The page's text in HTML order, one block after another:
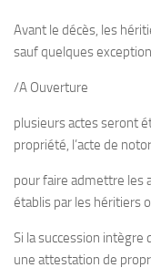
Avant le décès, les
sauf quelques
/A Ouverture
plusieurs actes seront
propriété, l’acte de
pour faire admettre les
établis par les héritiers
Si la succession
une attestation de